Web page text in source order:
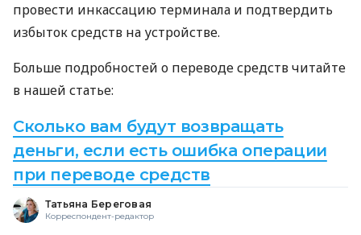
провести инкассацию терминала и подтвердить
избыток средств на устройстве.
Больше подробностей о переводе средств читайте
в нашей статье:
Сколько вам будут возвращать
деньги, если есть ошибка операции
при переводе средств
Татьяна Береговая
Корреспондент-редактор